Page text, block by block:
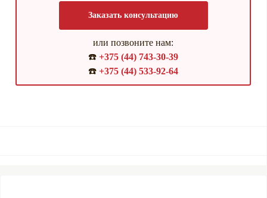
Заказать консультацию
или позвоните нам:
☎️ +375 (44) 743-30-39
☎️ +375 (44) 533-92-64